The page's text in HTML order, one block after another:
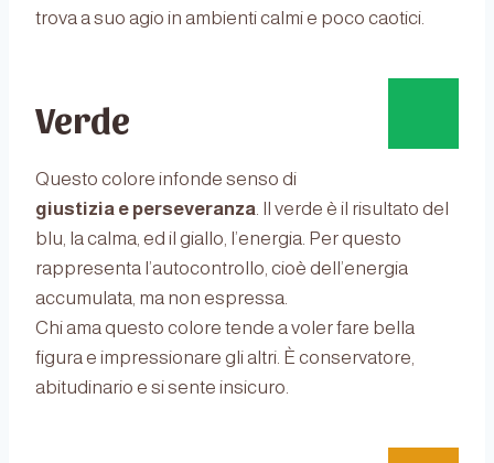
trova a suo agio in ambienti calmi e poco caotici.
Verde
Questo colore infonde senso di
giustizia e perseveranza. Il verde è il risultato del
blu, la calma, ed il giallo, l’energia. Per questo
rappresenta l’autocontrollo, cioè dell’energia
accumulata, ma non espressa.
Chi ama questo colore tende a voler fare bella
figura e impressionare gli altri. È conservatore,
abitudinario e si sente insicuro.